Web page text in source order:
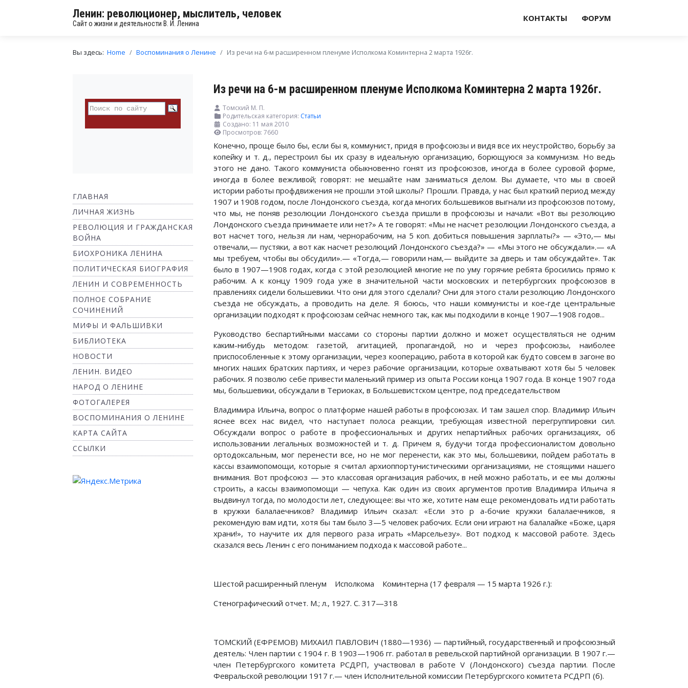
Ленин: революционер, мыслитель, человек
Сайт о жизни и деятельности В. И. Ленина
КОНТАКТЫ ФОРУМ
Вы здесь: Home Воспоминания о Ленине Из речи на 6-м расширенном пленуме Исполкома Коминтерна 2 марта 1926г.
ГЛАВНАЯ
ЛИЧНАЯ ЖИЗНЬ
РЕВОЛЮЦИЯ И ГРАЖДАНСКАЯ
ВОЙНА
БИОХРОНИКА ЛЕНИНА
ПОЛИТИЧЕСКАЯ БИОГРАФИЯ
ЛЕНИН И СОВРЕМЕННОСТЬ
ПОЛНОЕ СОБРАНИЕ
СОЧИНЕНИЙ
МИФЫ И ФАЛЬШИВКИ
БИБЛИОТЕКА
НОВОСТИ
ЛЕНИН. ВИДЕО
НАРОД О ЛЕНИНЕ
ФОТОГАЛЕРЕЯ
ВОСПОМИНАНИЯ О ЛЕНИНЕ
КАРТА САЙТА
ССЫЛКИ
Из речи на 6-м расширенном пленуме Исполкома Коминтерна 2 марта 1926г.
Томский М. П.
Родительская категория: Статьи
Создано: 11 мая 2010
Просмотров: 7660
Конечно, проще было бы, если бы я, коммунист, придя в профсоюзы и видя все их неустройство, борьбу за
копейку и т. д., перестроил бы их сразу в идеальную организацию, борющуюся за коммунизм. Но ведь
этого не дано. Такого коммуниста обыкновенно гонят из профсоюзов, иногда в более суровой форме,
иногда в более вежливой; говорят: не мешайте нам заниматься делом. Вы думаете, что мы в своей
истории работы профдвижения не прошли этой школы? Прошли. Правда, у нас был краткий период между
1907 и 1908 годом, после Лондонского съезда, когда многих большевиков выгнали из профсоюзов потому,
что мы, не поняв резолюции Лондонского съезда пришли в профсоюзы и начали: «Вот вы резолюцию
Лондонского съезда принимаете или нет?» А те говорят: «Мы не насчет резолюции Лондонского съезда, а
вот насчет того, нельзя ли нам, чернорабочим, на 5 коп. добиться повышения зарплаты?» — «Это,— мы
отвечали,— пустяки, а вот как насчет резолюций Лондонского съезда?» — «Мы этого не обсуждали».— «А
мы требуем, чтобы вы обсудили».— «Тогда,— говорили нам,— выйдите за дверь и там обсуждайте». Так
было в 1907—1908 годах, когда с этой резолюцией многие не по уму горячие ребята бросились прямо к
рабочим. А к концу 1909 года уже в значительной части московских и петербургских профсоюзов в
правлениях сидели большевики. Что они для этого сделали? Они для этого стали резолюцию Лондонского
съезда не обсуждать, а проводить на деле. Я боюсь, что наши коммунисты и кое-где центральные
организации подходят к профсоюзам сейчас немного так, как мы подходили в конце 1907—1908 годов...
Руководство беспартийными массами со стороны партии должно и может осуществляться не одним
каким-нибудь методом: газетой, агитацией, пропагандой, но и через профсоюзы, наиболее
приспособленные к этому организации, через кооперацию, работа в которой как будто совсем в загоне во
многих наших братских партиях, и через рабочие организации, которые охватывают хотя бы 5 человек
рабочих. Я позволю себе привести маленький пример из опыта России конца 1907 года. В конце 1907 года
мы, большевики, обсуждали в Териоках, в Большевистском центре, под председательством
Владимира Ильича, вопрос о платформе нашей работы в профсоюзах. И там зашел спор. Владимир Ильич
яснее всех нас видел, что наступает полоса реакции, требующая известной перегруппировки сил.
Обсуждали вопрос о работе в профессиональных и других непартийных рабочих организациях, об
использовании легальных возможностей и т. д. Причем я, будучи тогда профессионалистом довольно
ортодоксальным, мог перенести все, но не мог перенести, как это мы, большевики, пойдем работать в
кассы взаимопомощи, которые я считал архиоппортунистическими организациями, не стоящими нашего
внимания. Вот профсоюз — это классовая организация рабочих, в ней можно работать, и ее мы должны
строить, а кассы взаимопомощи — чепуха. Как один из своих аргументов против Владимира Ильича я
выдвинул тогда, по молодости лет, следующее: вы что же, хотите нам еще рекомендовать идти работать
в кружки балалаечников? Владимир Ильич сказал: «Если это р а-бочие кружки балалаечников, я
рекомендую вам идти, хотя бы там было 3—5 человек рабочих. Если они играют на балалайке «Боже, царя
храни!», то научите их для первого раза играть «Марсельезу». Вот подход к массовой работе. Здесь
сказался весь Ленин с его пониманием подхода к массовой работе...
Шестой расширенный пленум Исполкома Коминтерна (17 февраля — 15 марта 1926 г.):
Стенографический отчет. М.; л., 1927. С. 317—318
ТОМСКИЙ (ЕФРЕМОВ) МИХАИЛ ПАВЛОВИЧ (1880—1936) — партийный, государственный и профсоюзный
деятель: Член партии с 1904 г. В 1903—1906 гг. работал в ревельской партийной организации. В 1907 г.—
член Петербургского комитета РСДРП, участвовал в работе V (Лондонского) съезда партии. После
Февральской революции 1917 г.— член Исполнительной комиссии Петербургского комитета РСДРП (б).